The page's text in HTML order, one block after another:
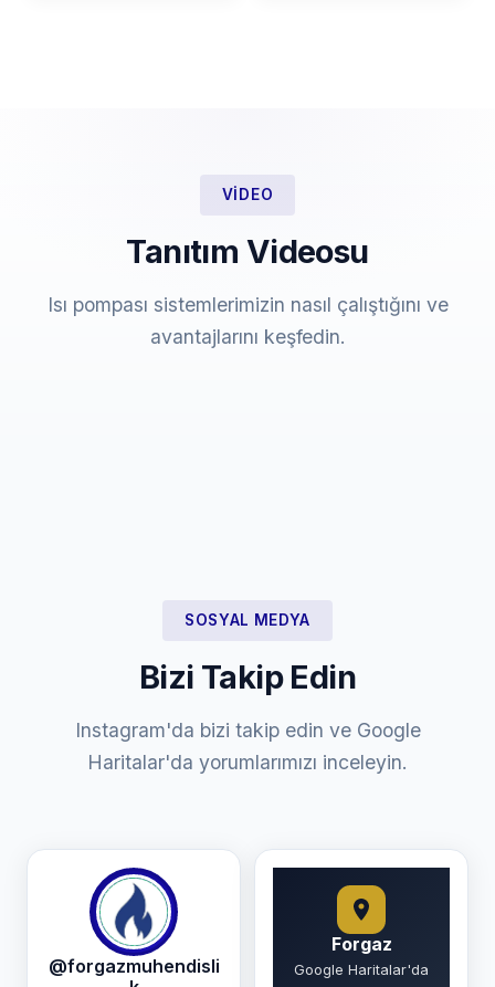
VIDEO
Tanıtım Videosu
Isı pompası sistemlerimizin nasıl çalıştığını ve
avantajlarını keşfedin.
SOSYAL MEDYA
Bizi Takip Edin
Instagram'da bizi takip edin ve Google
Haritalar'da yorumlarımızı inceleyin.
@forgazmuhendisli
Forgaz
Google Haritalar'da